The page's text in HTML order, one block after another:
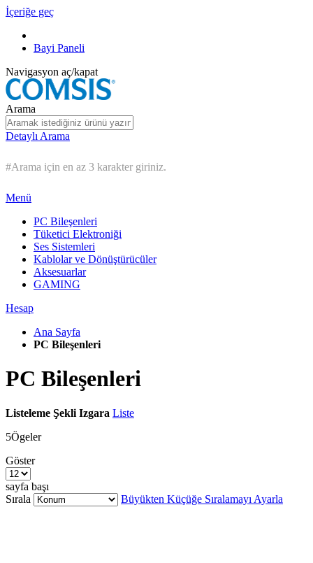
İçeriğe geç
Bayi Paneli
Navigasyon aç/kapat
Arama
Detaylı Arama
#Arama için en az 3 karakter giriniz.
Menü
PC Bileşenleri
Tüketici Elektroniği
Ses Sistemleri
Kablolar ve Dönüştürücüler
Aksesuarlar
GAMING
Hesap
Ana Sayfa
PC Bileşenleri
PC Bileşenleri
Listeleme Şekli Izgara Liste
5Ögeler
Göster
sayfa başı
Sırala
Büyükten Küçüğe Sıralamayı Ayarla